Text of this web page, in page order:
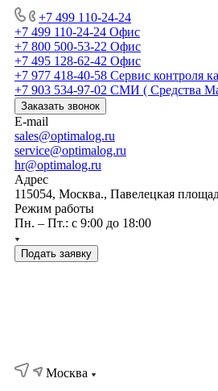
+7 499 110-24-24
+7 499 110-24-24 Офис
+7 800 500-53-22 Офис
+7 495 128-62-42 Офис
+7 977 418-40-58 Сервис контроля
+7 903 534-97-02 СМИ ( Средства
Заказать звонок
E-mail
sales@optimalog.ru
service@optimalog.ru
hr@optimalog.ru
Адрес
115054, Москва., Павелецкая
Режим работы
Пн. – Пт.: с 9:00 до 18:00
Подать заявку
Москва